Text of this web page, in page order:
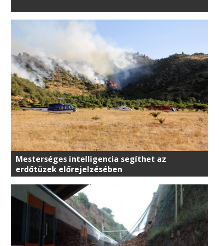
Mesterséges intelligencia segíthet az
erdőtüzek előrejelzésében